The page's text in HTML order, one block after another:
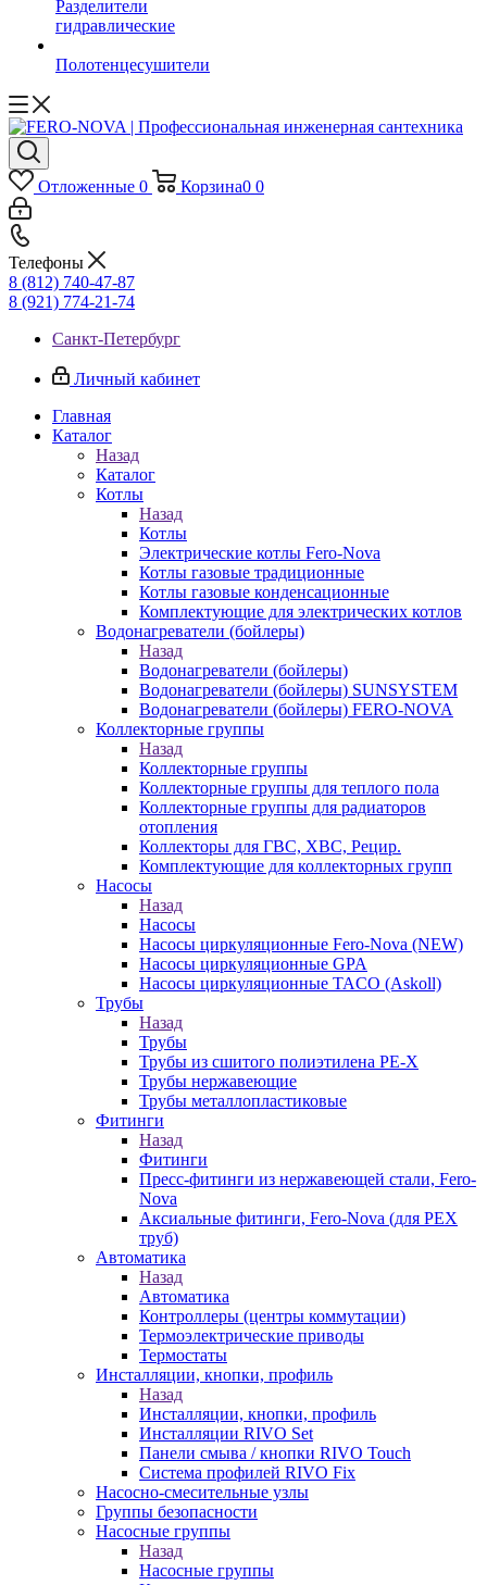
Разделители
гидравлические
Полотенцесушители
Отложенные 0 Корзина0 0
Телефоны
8 (812) 740-47-87
8 (921) 774-21-74
Санкт-Петербург
Личный кабинет
Главная
Каталог
Назад
Каталог
Котлы
Назад
Котлы
Электрические котлы Fero-Nova
Котлы газовые традиционные
Котлы газовые конденсационные
Комплектующие для электрических котлов
Водонагреватели (бойлеры)
Назад
Водонагреватели (бойлеры)
Водонагреватели (бойлеры) SUNSYSTEM
Водонагреватели (бойлеры) FERO-NOVA
Коллекторные группы
Назад
Коллекторные группы
Коллекторные группы для теплого пола
Коллекторные группы для радиаторов
отопления
Коллекторы для ГВС, ХВС, Рецир.
Комплектующие для коллекторных групп
Насосы
Назад
Насосы
Насосы циркуляционные Fero-Nova (NEW)
Насосы циркуляционные GPA
Насосы циркуляционные TACO (Askoll)
Трубы
Назад
Трубы
Трубы из сшитого полиэтилена PE-X
Трубы нержавеющие
Трубы металлопластиковые
Фитинги
Назад
Фитинги
Пресс-фитинги из нержавеющей стали, Fero-
Nova
Аксиальные фитинги, Fero-Nova (для PEX
труб)
Автоматика
Назад
Автоматика
Контроллеры (центры коммутации)
Термоэлектрические приводы
Термостаты
Инсталляции, кнопки, профиль
Назад
Инсталляции, кнопки, профиль
Инсталляции RIVO Set
Панели смыва / кнопки RIVO Touch
Система профилей RIVO Fix
Насосно-смесительные узлы
Группы безопасности
Насосные группы
Назад
Насосные группы